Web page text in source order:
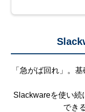
「急がば回れ」。
Slackwareを使い続
でき